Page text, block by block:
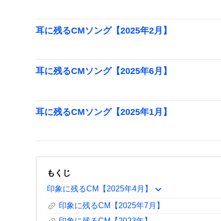
耳に残るCMソング【2025年2月】
耳に残るCMソング【2025年6月】
耳に残るCMソング【2025年1月】
もくじ
印象に残るCM【2025年4月】
expand_more
link 印象に残るCM【2025年7月】